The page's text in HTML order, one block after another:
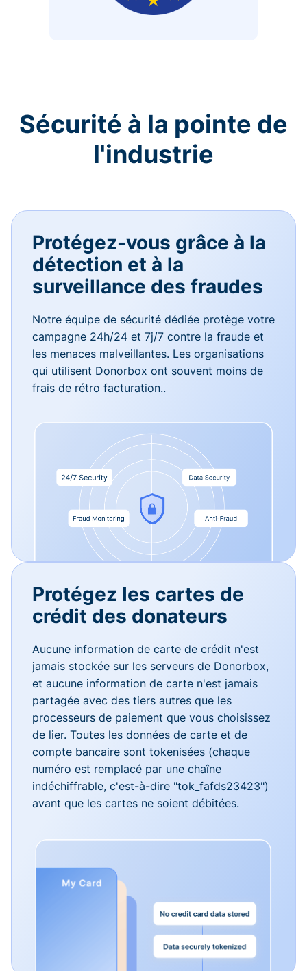
Sécurité à la pointe de
l'industrie
Protégez-vous grâce à la
détection et à la
surveillance des fraudes
Notre équipe de sécurité dédiée protège votre
campagne 24h/24 et 7j/7 contre la fraude et
les menaces malveillantes. Les organisations
qui utilisent Donorbox ont souvent moins de
frais de rétro facturation..
Protégez les cartes de
crédit des donateurs
Aucune information de carte de crédit n'est
jamais stockée sur les serveurs de Donorbox,
et aucune information de carte n'est jamais
partagée avec des tiers autres que les
processeurs de paiement que vous choisissez
de lier. Toutes les données de carte et de
compte bancaire sont tokenisées (chaque
numéro est remplacé par une chaîne
indéchiffrable, c'est-à-dire "tok_fafds23423")
avant que les cartes ne soient débitées.